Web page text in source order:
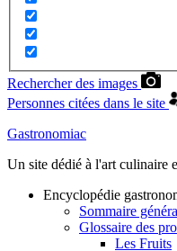
Rechercher des images
Personnes citées dans le site
Gastronomiac
Un site dédié à l'art culinaire
Encyclopédie
Sommaire
Glossaire des
Les Fruits